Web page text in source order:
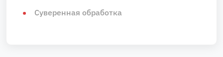
Суверенная обработка